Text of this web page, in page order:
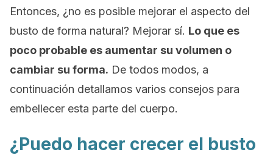
Entonces, ¿no es posible mejorar el aspecto del
busto de forma natural? Mejorar sí. Lo que es
poco probable es aumentar su volumen o
cambiar su forma. De todos modos, a
continuación detallamos varios consejos para
embellecer esta parte del cuerpo.
¿Puedo hacer crecer el busto